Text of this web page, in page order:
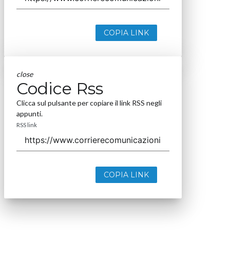
COPIA LINK
close
Codice Rss
Clicca sul pulsante per copiare il link RSS negli
appunti.
RSS link
COPIA LINK